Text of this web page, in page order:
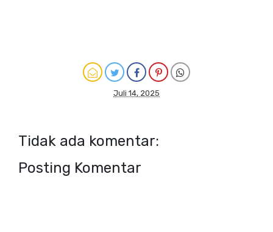
Juli 14, 2025
Tidak ada komentar:
Posting Komentar